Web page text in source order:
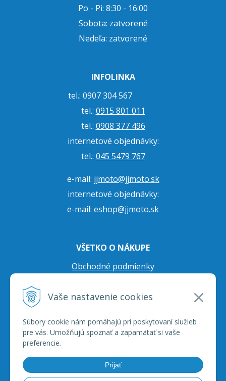
Vaše nastavenie cookies
Súbory cookie nám pomáhajú pri poskytovaní služieb
pre vás. Umožňujú spoznať a zapamätať si vaše
preferencie.
Prijať
Po - Pi: 8:30 - 16:00
Sobota: zatvorené
Nedeľa: zatvorené
INFOLINKA
tel.: 0907 304 567
tel.: 0915 801 011
tel.: 0908 377 496
internetové objednávky:
tel.: 045 5479 767
e-mail: jjmoto@jjmoto.sk
internetové objednávky:
e-mail: eshop@jjmoto.sk
VŠETKO O NÁKUPE
Obchodné podmienky
Prepravné podmienky